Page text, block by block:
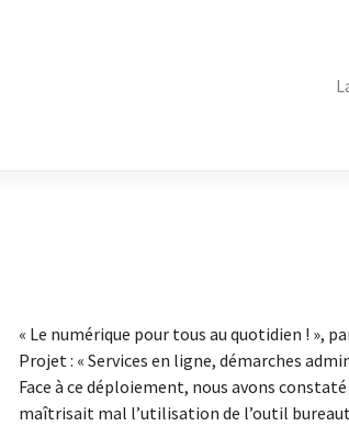
« Le numérique pour tous au quotidien ! »,
Projet : « Services en ligne, démarches
Face à ce déploiement, nous avons
maîtrisait mal l’utilisation de l’outil